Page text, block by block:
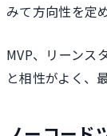
みて方向性を定
MVP、リーンス
と相性がよく、